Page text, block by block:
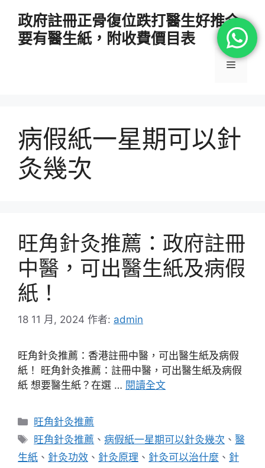
政府註冊正骨復位跌打醫生好推介
要有醫生紙，附收費價目表
選
病假紙一星期可以針
灸幾次
旺角針灸推薦：政府註冊
中醫，可出醫生紙及病假
紙！
18 11 月, 2024 作者: admin
旺角針灸推薦：香港註冊中醫，可出醫生紙及病假
紙！ 旺角針灸推薦：註冊中醫，可出醫生紙及病假
紙 想要醫生紙？在選 … 閱讀全文
分
類
旺角針灸推薦
標
籤
旺角針灸推薦 、病假紙一星期可以針灸幾次 、醫
生紙 、 針灸功效 、 針灸原理 、 針灸可以治什麼 、 針